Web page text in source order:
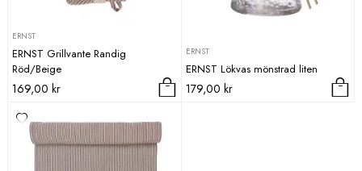
ERNST
ERNST Grillvante Randig
Röd/Beige
169,00 kr
ERNST
ERNST Lökvas mönstrad liten
179,00 kr